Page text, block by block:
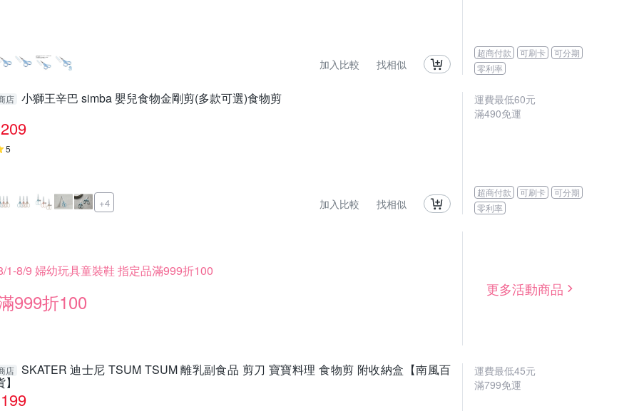
加入比較 找相似
超商付款 可刷卡
可分期
零利率
店 小獅王辛巴 simba 嬰兒食物金剛剪(多款可選)食物剪
209
5
+4 加入比較 找相似
運費最低60元
滿490免運
超商付款 可刷卡
可分期
零利率
1-8/9 婦幼玩具童裝鞋 指定品滿999折100
999折100
更多活動商品
店 SKATER 迪士尼 TSUM TSUM 離乳副食品 剪刀 寶寶料理 食物剪 附收納盒【南風百
199
運費最低45元
滿799免運